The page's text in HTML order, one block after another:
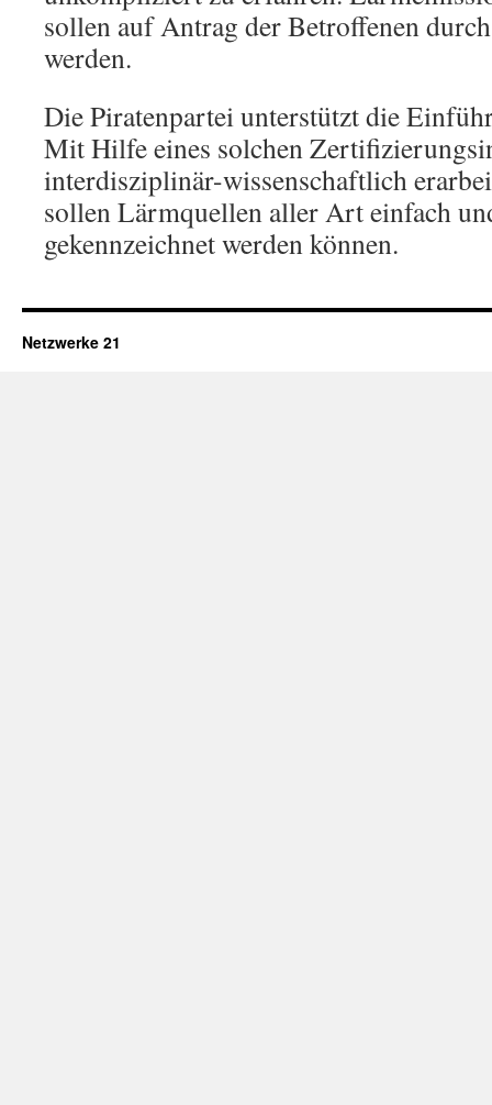
sollen auf Antrag der Betroffenen
werden.
Die Piratenpartei unterstützt die
Mit Hilfe eines solchen
interdisziplinär-wissenschaftlich
sollen Lärmquellen aller Art einfach
gekennzeichnet werden können.
Netzwerke 21